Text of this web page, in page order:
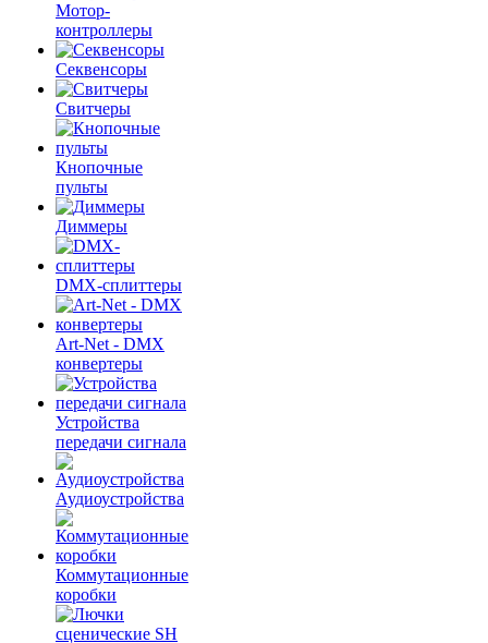
Мотор-
контроллеры
Секвенсоры
Свитчеры
Кнопочные
пульты
Диммеры
DMX-сплиттеры
Art-Net - DMX
конвертеры
Устройства
передачи сигнала
Аудиоустройства
Коммутационные
коробки